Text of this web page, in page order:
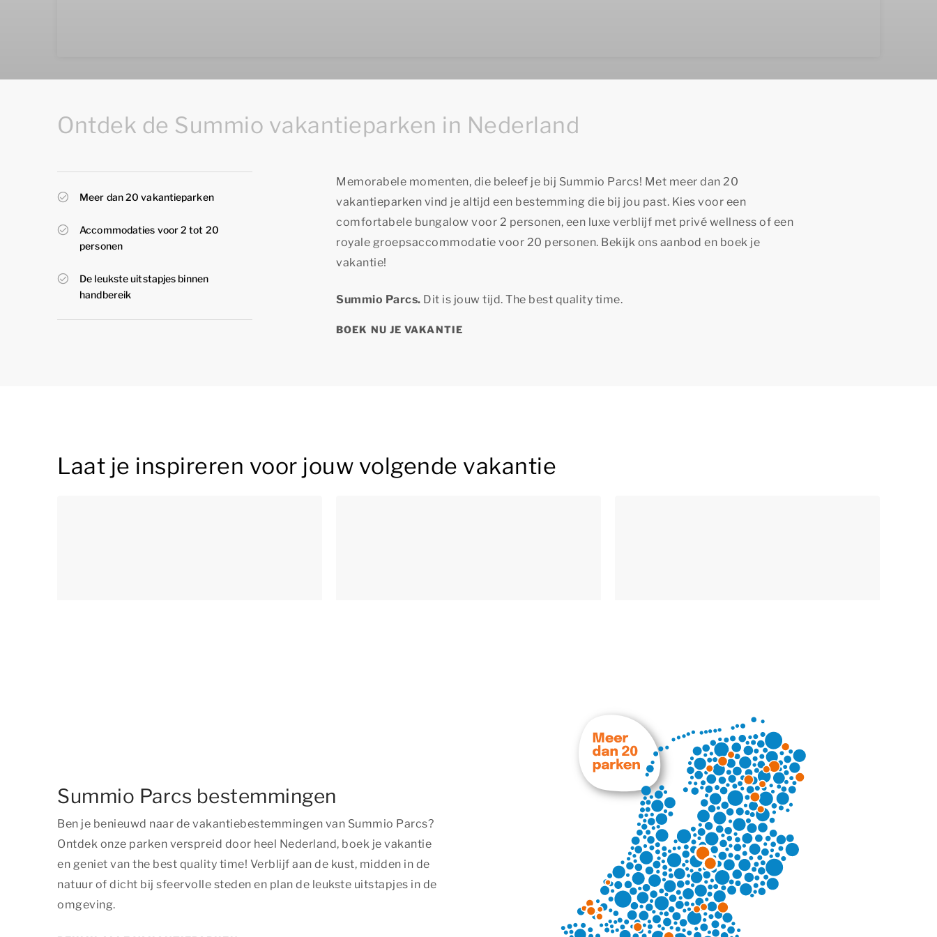
Ontdek de Summio vakantieparken in Nederland
Meer dan 20 vakantieparken
Accommodaties voor 2 tot 20
personen
De leukste uitstapjes binnen
handbereik
Memorabele momenten, die beleef je bij Summio Parcs! Met meer dan 20
vakantieparken vind je altijd een bestemming die bij jou past. Kies voor een
comfortabele bungalow voor 2 personen, een luxe verblijf met privé wellness of een
royale groepsaccommodatie voor 20 personen. Bekijk ons aanbod en boek je
vakantie!
Summio Parcs. Dit is jouw tijd. The best quality time.
BOEK NU JE VAKANTIE
Laat je inspireren voor jouw volgende vakantie
Summio Parcs bestemmingen
Ben je benieuwd naar de vakantiebestemmingen van Summio Parcs?
Ontdek onze parken verspreid door heel Nederland, boek je vakantie
en geniet van the best quality time! Verblijf aan de kust, midden in de
natuur of dicht bij sfeervolle steden en plan de leukste uitstapjes in de
omgeving.